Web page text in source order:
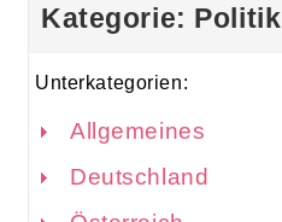
Kategorie: Politik
Unterkategorien:
Allgemeines
Deutschland